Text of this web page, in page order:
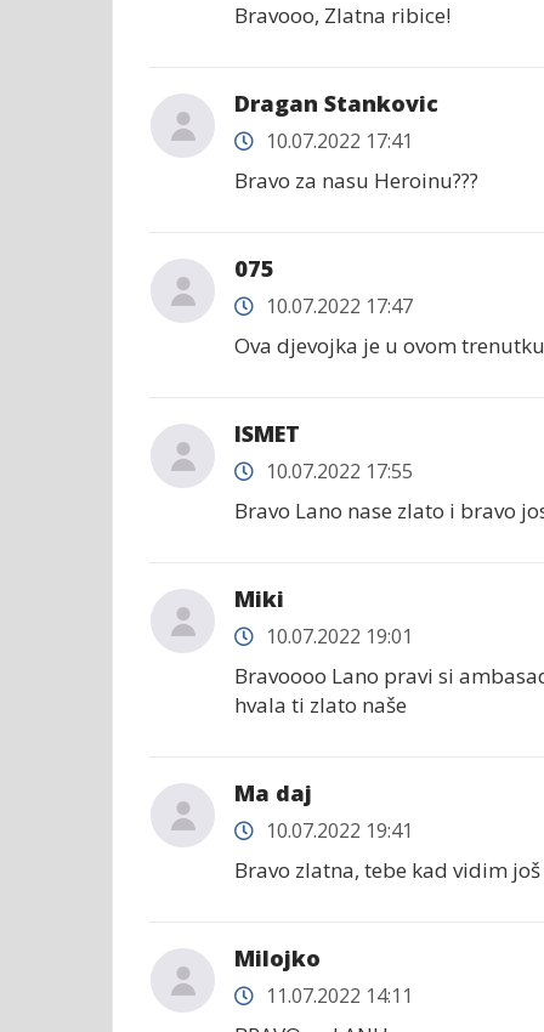
Bravooo, Zlatna ribice!
Dragan Stankovic
10.07.2022 17:41
Bravo za nasu Heroinu???
075
10.07.2022 17:47
Ova djevojka je u ovom
ISMET
10.07.2022 17:55
Bravo Lano nase zlato i bravo
Miki
10.07.2022 19:01
Bravoooo Lano pravi si
hvala ti zlato naše
Ma daj
10.07.2022 19:41
Bravo zlatna, tebe kad vidim
Milojko
11.07.2022 14:11